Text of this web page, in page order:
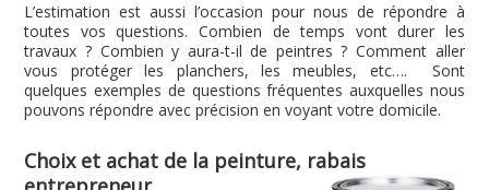
L’estimation est aussi l’occasion pour nous de répondre à
toutes vos questions. Combien de temps vont durer les
travaux ? Combien y aura-t-il de peintres ? Comment aller
vous protéger les planchers, les meubles, etc…. Sont
quelques exemples de questions fréquentes auxquelles nous
pouvons répondre avec précision en voyant votre domicile.
Choix et achat de la peinture, rabais